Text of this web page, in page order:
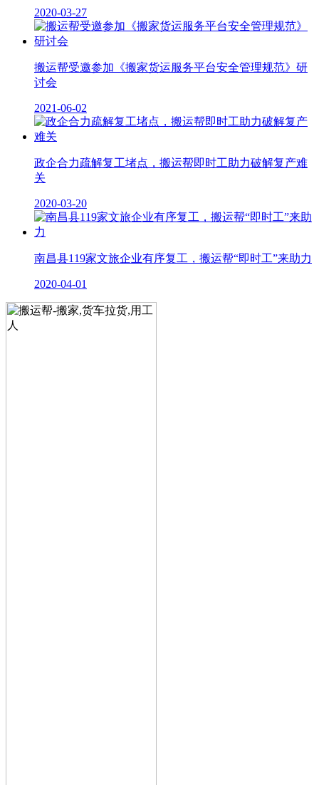
2020-03-27
搬运帮受邀参加《搬家货运服务平台安全管理规范》研
讨会
2021-06-02
政企合力疏解复工堵点，搬运帮即时工助力破解复产难
关
2020-03-20
南昌县119家文旅企业有序复工，搬运帮“即时工”来助力
2020-04-01